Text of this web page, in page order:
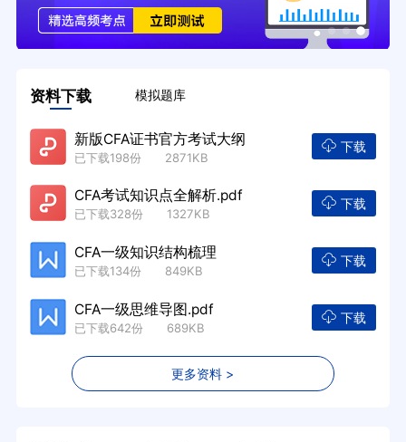
资料下载 模拟题库
新版CFA证书官方考试大纲
已下载198份 2871KB
下载
CFA考试知识点全解析.pdf
已下载328份 1327KB
下载
CFA一级知识结构梳理
已下载134份 849KB
下载
CFA一级思维导图.pdf
已下载642份 689KB
下载
更多资料 >